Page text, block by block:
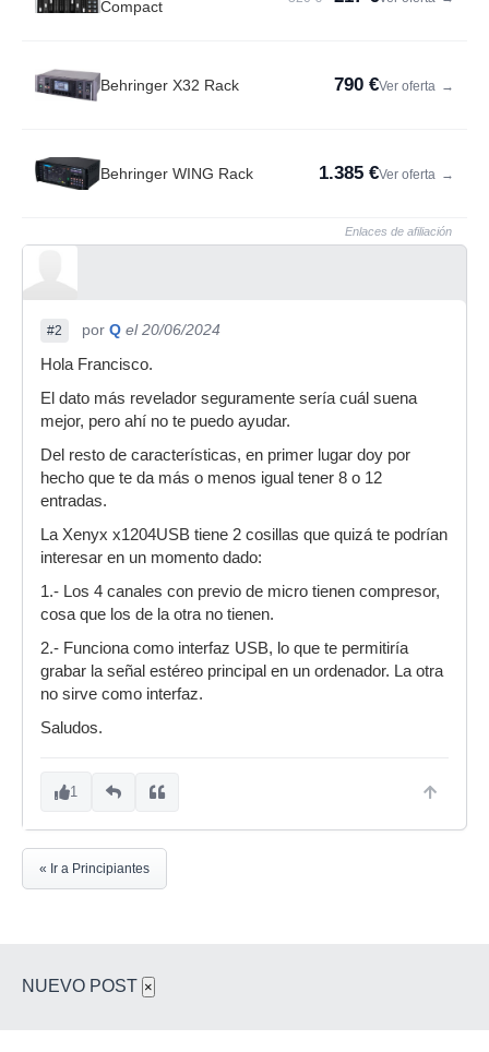
Compact
Behringer X32 Rack 790 €Ver oferta →
Behringer WING Rack 1.385 €Ver oferta →
Enlaces de afiliación
#2 por Q el 20/06/2024
Hola Francisco.
El dato más revelador seguramente sería cuál suena
mejor, pero ahí no te puedo ayudar.
Del resto de características, en primer lugar doy por
hecho que te da más o menos igual tener 8 o 12
entradas.
La Xenyx x1204USB tiene 2 cosillas que quizá te podrían
interesar en un momento dado:
1.- Los 4 canales con previo de micro tienen compresor,
cosa que los de la otra no tienen.
2.- Funciona como interfaz USB, lo que te permitiría
grabar la señal estéreo principal en un ordenador. La otra
no sirve como interfaz.
Saludos.
1
« Ir a Principiantes
NUEVO POST ×